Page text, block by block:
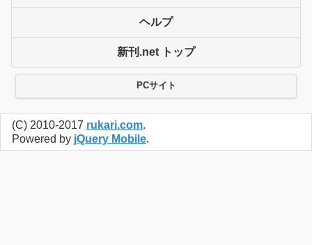
ヘルプ
新刊.net トップ
PCサイト
(C) 2010-2017 rukari.com.
Powered by jQuery Mobile.